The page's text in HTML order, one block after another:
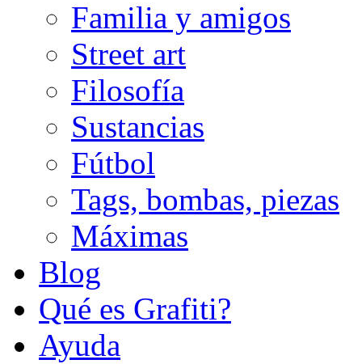
Familia y amigos
Street art
Filosofía
Sustancias
Fútbol
Tags, bombas, piezas
Máximas
Blog
Qué es Grafiti?
Ayuda